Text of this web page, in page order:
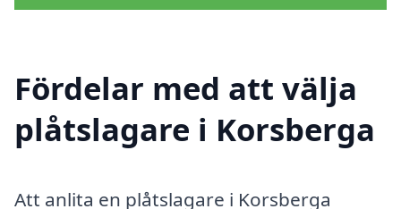
Fördelar med att välja
plåtslagare i Korsberga
Att anlita en plåtslagare i Korsberga